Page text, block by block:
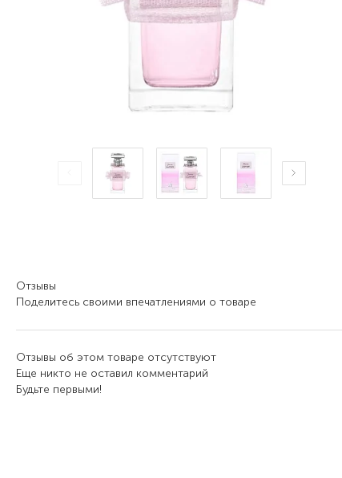
Отзывы
Поделитесь своими впечатлениями о товаре
Отзывы об этом товаре отсутствуют
Еще никто не оставил комментарий
Будьте первыми!